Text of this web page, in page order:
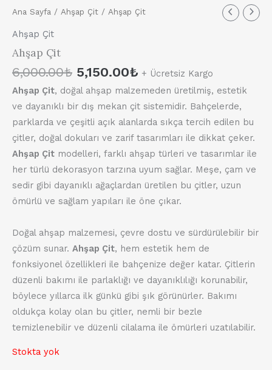
Ana Sayfa / Ahşap Çit / Ahşap Çit
Ahşap Çit
Ahşap Çit
6,000.00₺
Orijinal
5,150.00₺
Şu
+ Ücretsiz Kargo
Ahşap Çit, doğal ahşap malzemeden üretilmiş, estetik
ve dayanıklı bir dış mekan çit sistemidir. Bahçelerde,
parklarda ve çeşitli açık alanlarda sıkça tercih edilen bu
çitler, doğal dokuları ve zarif tasarımları ile dikkat çeker.
Ahşap Çit modelleri, farklı ahşap türleri ve tasarımlar ile
her türlü dekorasyon tarzına uyum sağlar. Meşe, çam ve
sedir gibi dayanıklı ağaçlardan üretilen bu çitler, uzun
ömürlü ve sağlam yapıları ile öne çıkar.
Doğal ahşap malzemesi, çevre dostu ve sürdürülebilir bir
çözüm sunar. Ahşap Çit, hem estetik hem de
fonksiyonel özellikleri ile bahçenize değer katar. Çitlerin
düzenli bakımı ile parlaklığı ve dayanıklılığı korunabilir,
böylece yıllarca ilk günkü gibi şık görünürler. Bakımı
oldukça kolay olan bu çitler, nemli bir bezle
temizlenebilir ve düzenli cilalama ile ömürleri uzatılabilir.
Stokta yok